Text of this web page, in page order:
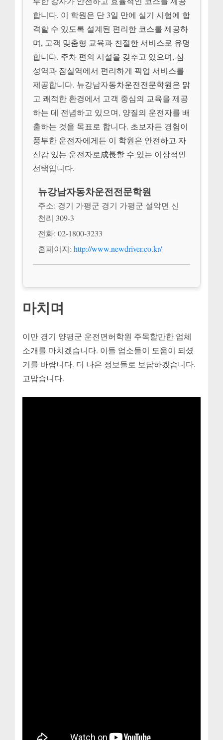
합니다. 이 학원은 단 3일 만에 실기 시험에 합
격할 수 있도록 설계된 편리한 코스를 제공하
며, 고객 맞춤형 교육과 친절한 서비스로 유명
합니다. 주차 편의 시설을 갖추고 있으며, 삼
성역과 잠실역에서 편리하게 픽업 서비스를
제공합니다. 뉴강남자동차운전전문학원은 맑
고 쾌적한 환경에서 고객 중심의 교육을 제공
하는 데 전념하고 있으며, 양질의 운전자를 배
출하는 것을 목표로 합니다. 초보자든 경험이
풍부한 운전자에게든 이 학원은 안전하고 자
신감 있는 운전자로成長할 수 있는 이상적인
선택입니다.
뉴강남자동차운전전문학원
주소: 경기 가평군 경기 가평군 설악면 신
천리 309-3
전화: 02-1800-3233
홈페이지: http://www.newdriver.co.kr/
마치며
이만 경기 양평군 운전면허학원 주목할만한 업체
소개를 마치겠습니다. 이들 업소들이 도움이 되셨
기를 바랍니다. 더 나은 정보들로 보답하겠습니다.
고맙습니다.